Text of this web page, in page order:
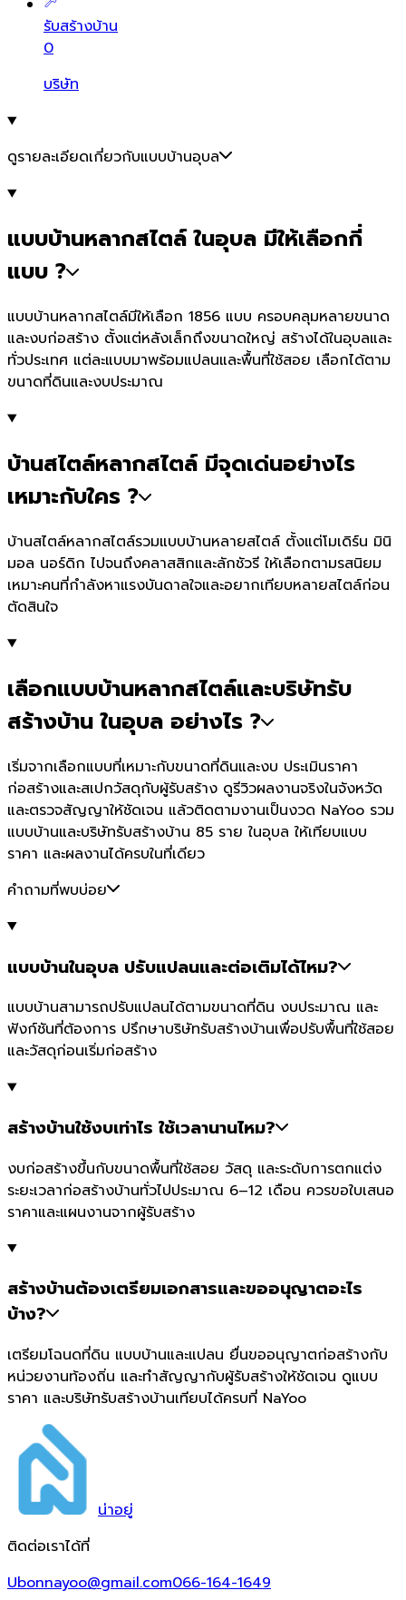
รับสร้างบ้าน
0
บริษัท
ดูรายละเอียดเกี่ยวกับแบบบ้านอุบล
แบบบ้านหลากสไตล์ ในอุบล มีให้เลือกกี่
แบบ ?
แบบบ้านหลากสไตล์มีให้เลือก 1856 แบบ ครอบคลุมหลายขนาด
และงบก่อสร้าง ตั้งแต่หลังเล็กถึงขนาดใหญ่ สร้างได้ในอุบลและ
ทั่วประเทศ แต่ละแบบมาพร้อมแปลนและพื้นที่ใช้สอย เลือกได้ตาม
ขนาดที่ดินและงบประมาณ
บ้านสไตล์หลากสไตล์ มีจุดเด่นอย่างไร
เหมาะกับใคร ?
บ้านสไตล์หลากสไตล์รวมแบบบ้านหลายสไตล์ ตั้งแต่โมเดิร์น มินิ
มอล นอร์ดิก ไปจนถึงคลาสสิกและลักชัวรี ให้เลือกตามรสนิยม
เหมาะคนที่กำลังหาแรงบันดาลใจและอยากเทียบหลายสไตล์ก่อน
ตัดสินใจ
เลือกแบบบ้านหลากสไตล์และบริษัทรับ
สร้างบ้าน ในอุบล อย่างไร ?
เริ่มจากเลือกแบบที่เหมาะกับขนาดที่ดินและงบ ประเมินราคา
ก่อสร้างและสเปกวัสดุกับผู้รับสร้าง ดูรีวิวผลงานจริงในจังหวัด
และตรวจสัญญาให้ชัดเจน แล้วติดตามงานเป็นงวด NaYoo รวม
แบบบ้านและบริษัทรับสร้างบ้าน 85 ราย ในอุบล ให้เทียบแบบ
ราคา และผลงานได้ครบในที่เดียว
คำถามที่พบบ่อย
แบบบ้านในอุบล ปรับแปลนและต่อเติมได้ไหม?
แบบบ้านสามารถปรับแปลนได้ตามขนาดที่ดิน งบประมาณ และ
ฟังก์ชันที่ต้องการ ปรึกษาบริษัทรับสร้างบ้านเพื่อปรับพื้นที่ใช้สอย
และวัสดุก่อนเริ่มก่อสร้าง
สร้างบ้านใช้งบเท่าไร ใช้เวลานานไหม?
งบก่อสร้างขึ้นกับขนาดพื้นที่ใช้สอย วัสดุ และระดับการตกแต่ง
ระยะเวลาก่อสร้างบ้านทั่วไปประมาณ 6–12 เดือน ควรขอใบเสนอ
ราคาและแผนงานจากผู้รับสร้าง
สร้างบ้านต้องเตรียมเอกสารและขออนุญาตอะไร
บ้าง?
เตรียมโฉนดที่ดิน แบบบ้านและแปลน ยื่นขออนุญาตก่อสร้างกับ
หน่วยงานท้องถิ่น และทำสัญญากับผู้รับสร้างให้ชัดเจน ดูแบบ
ราคา และบริษัทรับสร้างบ้านเทียบได้ครบที่ NaYoo
น่าอยู่
ติดต่อเราได้ที่
Ubonnayoo@gmail.com066-164-1649